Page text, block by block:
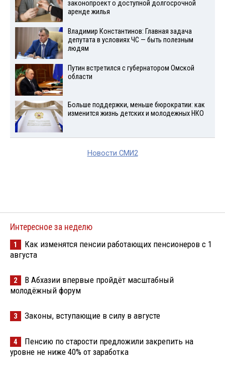
законопроект о доступной долгосрочной
аренде жилья
Владимир Константинов: Главная задача
депутата в условиях ЧС — быть полезным
людям
Путин встретился с губернатором Омской
области
Больше поддержки, меньше бюрократии: как
изменится жизнь детских и молодежных НКО
Новости СМИ2
Интересное за неделю
1
Как изменятся пенсии работающих пенсионеров с 1
августа
2
В Абхазии впервые пройдёт масштабный
молодёжный форум
3 Законы, вступающие в силу в августе
4
Пенсию по старости предложили закрепить на
уровне не ниже 40% от заработка